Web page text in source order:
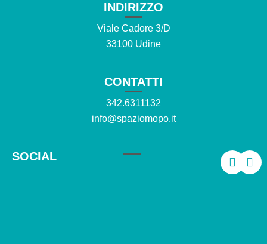
INDIRIZZO
Viale Cadore 3/D
33100 Udine
CONTATTI
342.6311132
info@spaziomopo.it
SOCIAL